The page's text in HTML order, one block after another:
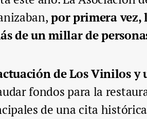
por primera vez,
de un millar de
de Los Vinilos y
fondos para la
de una cita